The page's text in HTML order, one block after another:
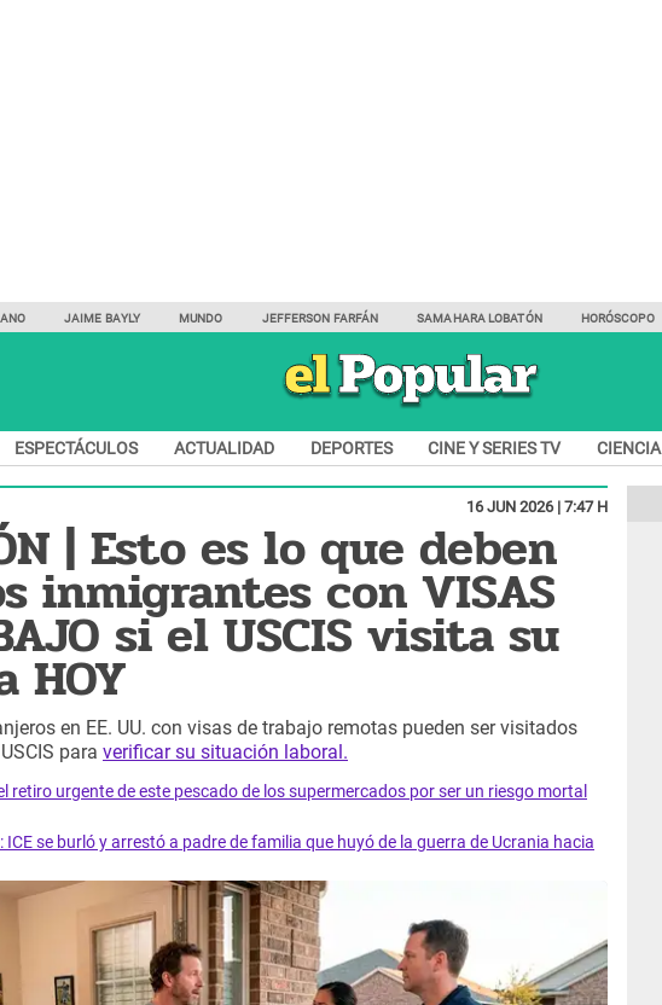
JAIME BAYLY MUNDO JEFFERSON FARFÁN SAMAHARA LOBATÓN HORÓSCOPO
ESPECTÁCULOS ACTUALIDAD DEPORTES CINE Y SERIES TV CIENCIA
16 JUN 2026 | 7:47 H
| Esto es lo que deben
inmigrantes con VISAS
si el USCIS visita su
HOY
en EE. UU. con visas de trabajo remotas pueden ser visitados
para verificar su situación laboral.
retiro urgente de este pescado de los supermercados por ser un riesgo mortal
ICE se burló y arrestó a padre de familia que huyó de la guerra de Ucrania hacia